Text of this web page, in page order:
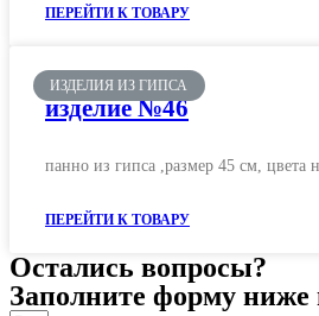
ПЕРЕЙТИ К ТОВАРУ
ИЗДЕЛИЯ ИЗ ГИПСА
изделие №46
панно из гипса ,размер 45 см, цвета
ПЕРЕЙТИ К ТОВАРУ
Остались вопросы?
Заполните форму ниже